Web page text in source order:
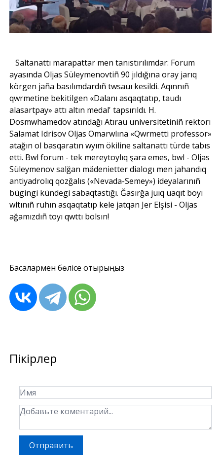
Saltanattı marapattar men tanıstırılımdar: Forum
ayasında Oljas Süleymenovtiñ 90 jıldığına oray jarıq
körgen jaña basılımdardıñ twsauı kesildi. Aqınnıñ
qwrmetine bekitilgen «Dalanı asqaqtatıp, taudı
alasartpay» attı altın medal' tapsırıldı. H.
Dosmwhamedov atındağı Atırau universitetiniñ rektorı
Salamat Idrisov Oljas Omarwlına «Qwrmetti professor»
atağın ol basqaratın wyım ökiline saltanattı türde tabıs
etti. Bwl forum - tek mereytoylıq şara emes, bwl - Oljas
Süleymenov salğan mädenietter dialogı men jahandıq
antiyadrolıq qozğalıs («Nevada-Semey») ideyalarınıñ
bügingi kündegi sabaqtastığı. Ğasırğa juıq uaqıt boyı
wltınıñ ruhın asqaqtatıp kele jatqan Jer Elşisi - Oljas
ağamızdıñ toyı qwttı bolsın!
Басқалармен бөлісе отырыңыз
Пікірлер
Отправить